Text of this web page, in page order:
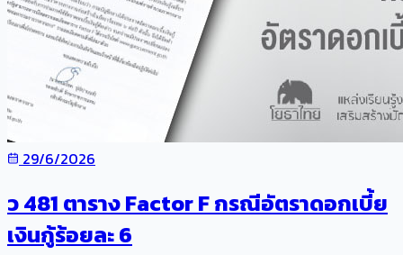
29/6/2026
ว 481 ตาราง Factor F กรณีอัตราดอกเบี้ย
เงินกู้ร้อยละ 6